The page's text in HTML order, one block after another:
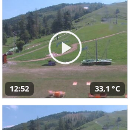
12:52 33,1 °C